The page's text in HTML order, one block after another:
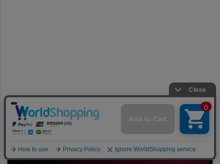
レビュー
ワイン特集 special